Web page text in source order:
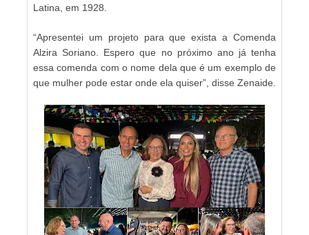
Latina, em 1928.
“Apresentei um projeto para que exista a Comenda
Alzira Soriano. Espero que no próximo ano já tenha
essa comenda com o nome dela que é um exemplo de
que mulher pode estar onde ela quiser”, disse Zenaide.